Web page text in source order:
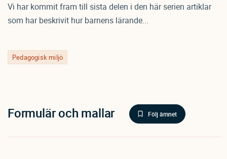
Pedagogisk miljö
Vi har kommit fram till sista delen i den här serien artiklar
som har beskrivit hur barnens lärande...
Formulär och mallar Följ ämnet